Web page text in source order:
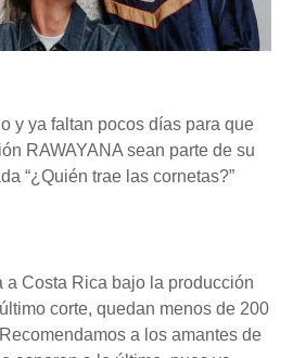
y ya faltan pocos días para que
RAWAYANA sean parte de su
“¿Quién trae las cornetas?”
a Costa Rica bajo la producción
corte, quedan menos de 200
a los amantes de